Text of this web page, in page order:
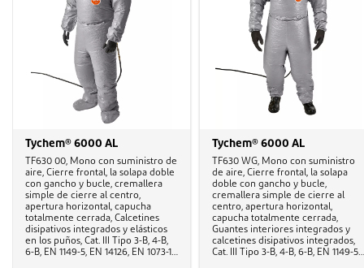
Tychem® 6000 AL
TF630 00, Mono con suministro de
aire, Cierre frontal, la solapa doble
con gancho y bucle, cremallera
simple de cierre al centro,
apertura horizontal, capucha
totalmente cerrada, Calcetines
disipativos integrados y elásticos
en los puños, Cat. III Tipo 3-B, 4-B,
6-B, EN 1149-5, EN 14126, EN 1073-1,
Tychem® 6000 AL
TF630 WG, Mono con suministro
de aire, Cierre frontal, la solapa
doble con gancho y bucle,
cremallera simple de cierre al
centro, apertura horizontal,
capucha totalmente cerrada,
Guantes interiores integrados y
calcetines disipativos integrados,
Cat. III Tipo 3-B, 4-B, 6-B, EN 1149-5,